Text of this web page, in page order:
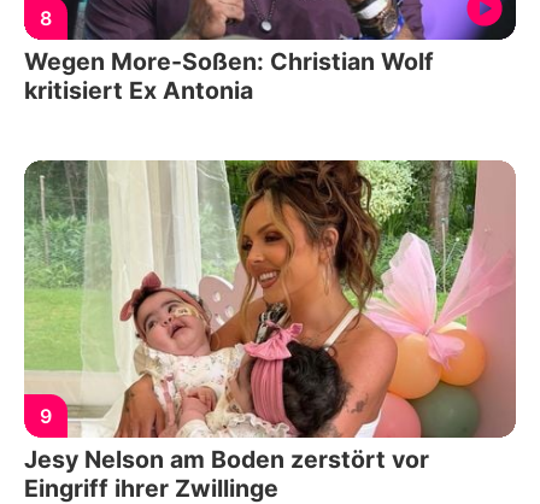
8
Wegen More-Soßen: Christian Wolf
kritisiert Ex Antonia
9
Jesy Nelson am Boden zerstört vor
Eingriff ihrer Zwillinge